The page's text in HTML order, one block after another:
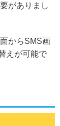
がありまし
からSMS画
えが可能で